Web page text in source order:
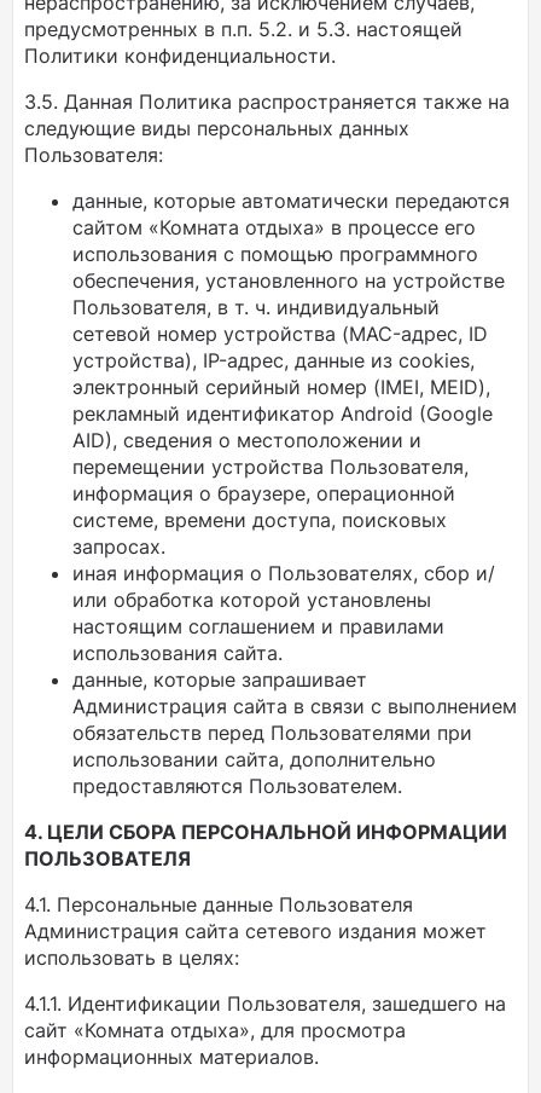
предусмотренных в п.п. 5.2. и 5.3. настоящей
Политики конфиденциальности.
3.5. Данная Политика распространяется также на
следующие виды персональных данных
Пользователя:
данные, которые автоматически передаются
сайтом «Комната отдыха» в процессе его
использования с помощью программного
обеспечения, установленного на устройстве
Пользователя, в т. ч. индивидуальный
сетевой номер устройства (MAC-адрес, ID
устройства), IP-адрес, данные из cookies,
электронный серийный номер (IMEI, MEID),
рекламный идентификатор Android (Google
AID), сведения о местоположении и
перемещении устройства Пользователя,
информация о браузере, операционной
системе, времени доступа, поисковых
запросах.
иная информация о Пользователях, сбор и/
или обработка которой установлены
настоящим соглашением и правилами
использования сайта.
данные, которые запрашивает
Администрация сайта в связи с выполнением
обязательств перед Пользователями при
использовании сайта, дополнительно
предоставляются Пользователем.
4. ЦЕЛИ СБОРА ПЕРСОНАЛЬНОЙ ИНФОРМАЦИИ
ПОЛЬЗОВАТЕЛЯ
4.1. Персональные данные Пользователя
Администрация сайта сетевого издания может
использовать в целях:
4.1.1. Идентификации Пользователя, зашедшего на
сайт «Комната отдыха», для просмотра
информационных материалов.